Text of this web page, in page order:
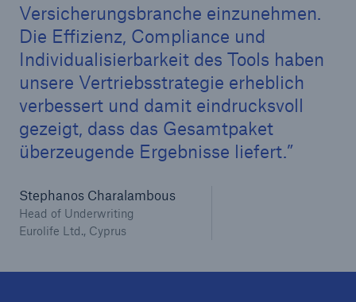
Versicherungsbranche einzunehmen.
Die Effizienz, Compliance und
Individualisierbarkeit des Tools haben
unsere Vertriebsstrategie erheblich
verbessert und damit eindrucksvoll
gezeigt, dass das Gesamtpaket
überzeugende Ergebnisse liefert.
Stephanos Charalambous
Head of Underwriting
Eurolife Ltd., Cyprus
Lösungen
Rückversicherung Leben/Gesundheit
MIRA Digital Suite
Seite öffnen
MIRA PoS
MIRApply Insured
MIRApply Physician: Digitalisierte